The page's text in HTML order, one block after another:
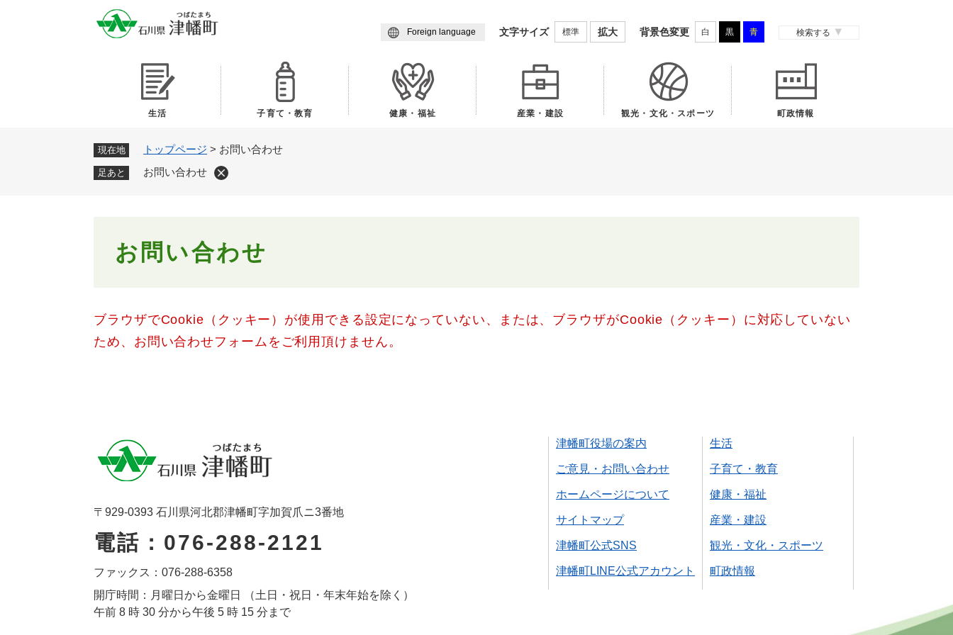
Foreign language 文字サイズ 標準 拡大 背景色変更 白 黒 青 検索する
生活 子育て・教育 健康・福祉 産業・建設 観光・文化・スポーツ 町政情報
現在地 トップページ > お問い合わせ
足あと お問い合わせ
お問い合わせ
ブラウザでCookie（クッキー）が使用できる設定になっていない、または、ブラウザがCookie（クッキー）に対応していない
ため、お問い合わせフォームをご利用頂けません。
〒929-0393 石川県河北郡津幡町字加賀爪ニ3番地
電話：076-288-2121
ファックス：076-288-6358
開庁時間：月曜日から金曜日 （土日・祝日・年末年始を除く）
午前 8 時 30 分から午後 5 時 15 分まで
津幡町役場の案内
ご意見・お問い合わせ
ホームページについて
サイトマップ
津幡町公式SNS
津幡町LINE公式アカウント
生活
子育て・教育
健康・福祉
産業・建設
観光・文化・スポーツ
町政情報